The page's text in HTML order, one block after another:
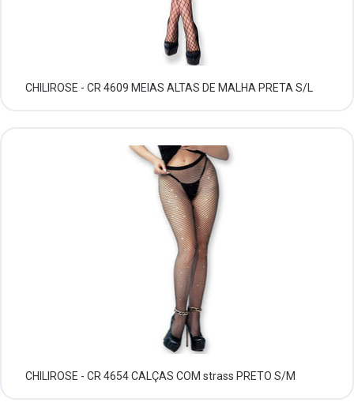
CHILIROSE - CR 4609 MEIAS ALTAS DE MALHA PRETA S/L
CHILIROSE - CR 4654 CALÇAS COM strass PRETO S/M